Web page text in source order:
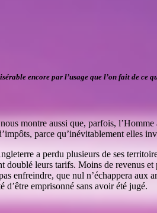
encore par l’usage que l’on fait de ce
montre aussi que, parfois,
parce qu’inévitablement elles
a perdu plusieurs de ses
leurs tarifs. Moins de revenus
enfreindre, que nul n’échappera aux
emprisonné sans avoir été jugé.